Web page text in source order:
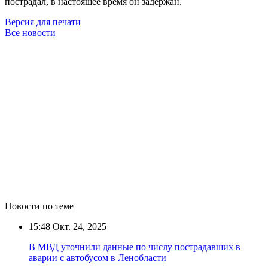
Версия для печати
Все новости
Новости по теме
15:48 Окт. 24, 2025
В МВД уточнили данные по числу пострадавших в
аварии с автобусом в Ленобласти